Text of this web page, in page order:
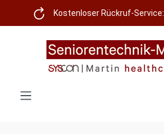
Zum Hauptinhalt springen
Kostenloser Rückruf-Service: